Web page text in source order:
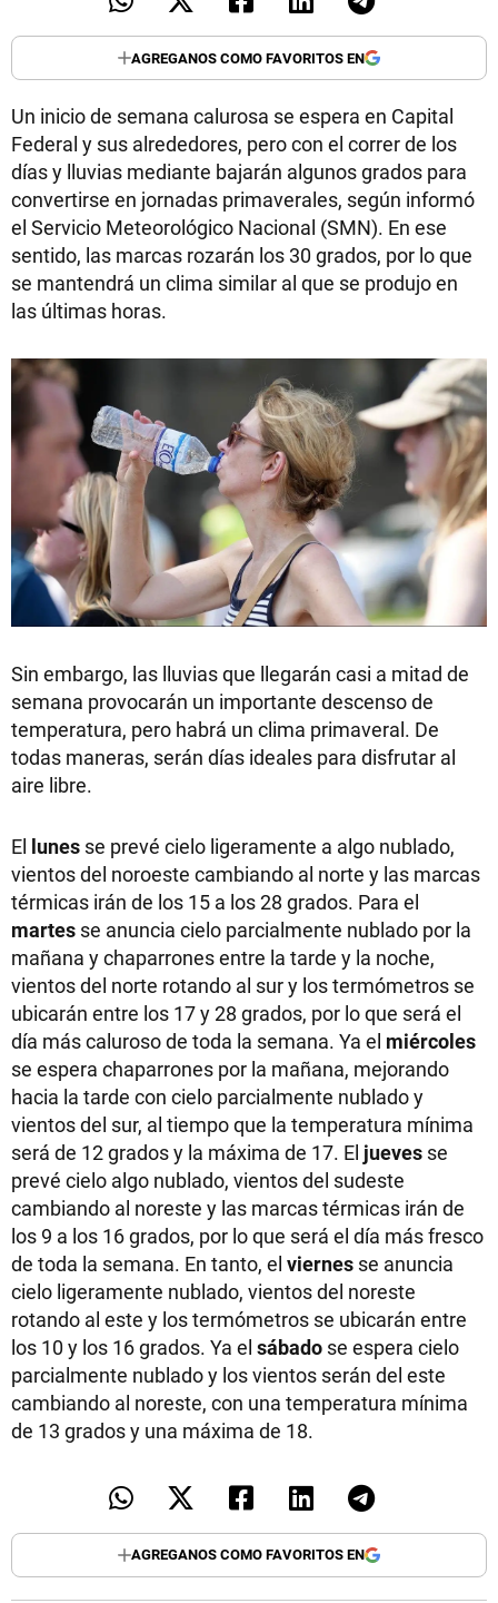
AGREGANOS COMO FAVORITOS EN
Un inicio de semana calurosa se espera en Capital
Federal y sus alrededores, pero con el correr de los
días y lluvias mediante bajarán algunos grados para
convertirse en jornadas primaverales, según informó
el Servicio Meteorológico Nacional (SMN). En ese
sentido, las marcas rozarán los 30 grados, por lo que
se mantendrá un clima similar al que se produjo en
las últimas horas.
Sin embargo, las lluvias que llegarán casi a mitad de
semana provocarán un importante descenso de
temperatura, pero habrá un clima primaveral. De
todas maneras, serán días ideales para disfrutar al
aire libre.
El lunes se prevé cielo ligeramente a algo nublado,
vientos del noroeste cambiando al norte y las marcas
térmicas irán de los 15 a los 28 grados. Para el
martes se anuncia cielo parcialmente nublado por la
mañana y chaparrones entre la tarde y la noche,
vientos del norte rotando al sur y los termómetros se
ubicarán entre los 17 y 28 grados, por lo que será el
día más caluroso de toda la semana. Ya el miércoles
se espera chaparrones por la mañana, mejorando
hacia la tarde con cielo parcialmente nublado y
vientos del sur, al tiempo que la temperatura mínima
será de 12 grados y la máxima de 17. El jueves se
prevé cielo algo nublado, vientos del sudeste
cambiando al noreste y las marcas térmicas irán de
los 9 a los 16 grados, por lo que será el día más fresco
de toda la semana. En tanto, el viernes se anuncia
cielo ligeramente nublado, vientos del noreste
rotando al este y los termómetros se ubicarán entre
los 10 y los 16 grados. Ya el sábado se espera cielo
parcialmente nublado y los vientos serán del este
cambiando al noreste, con una temperatura mínima
de 13 grados y una máxima de 18.
AGREGANOS COMO FAVORITOS EN